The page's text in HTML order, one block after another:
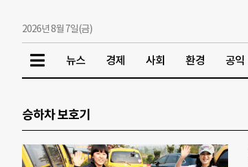
2026년 8월 7일(금)
뉴스 경제 사회 환경 공익
승하차 보호기